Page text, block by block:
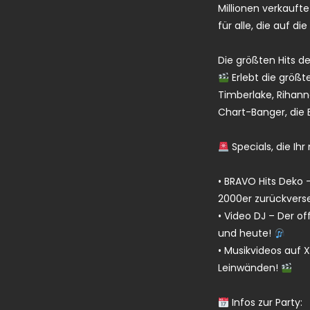
Millionen
für alle, die auf
Die größten Hits
Erlebt die
Timberlake,
Chart-Banger, die
Specials, die
• BRAVO Hits
2000er
• Video DJ – Der
und heute!
• Musikvideos auf
Leinwänden!
Infos zur Party: